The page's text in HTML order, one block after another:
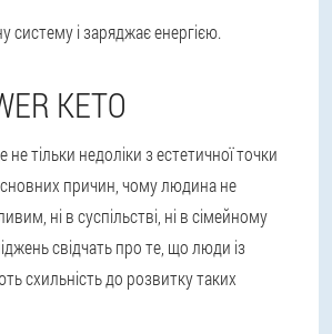
систему і заряджає енергією.
KETO
тільки недоліки з естетичної точки
причин, чому людина не
ні в суспільстві, ні в сімейному
свідчать про те, що люди із
схильність до розвитку таких